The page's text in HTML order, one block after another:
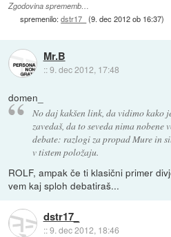
Zgodovina sprememb…
spremenilo:dstr17_ (9. dec 2012 ob 16:37)
Mr.B
::9. dec 2012, 17:48
domen_
No daj kakšen link, da vidimo kako
zavedaš, da to seveda nima nobene
debate: razlogi za propad Mure in
v tistem položaju.
ROLF, ampak če ti klasični primer
vem kaj sploh debatiraš...
dstr17_
::9. dec 2012, 18:46